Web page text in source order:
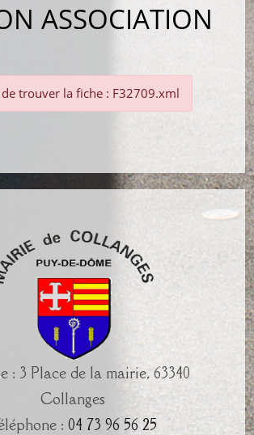
ASSOCIATION
trouver la fiche : F32709.xml
: 3 Place de la mairie, 63340
Collanges
: 04 73 96 56 25